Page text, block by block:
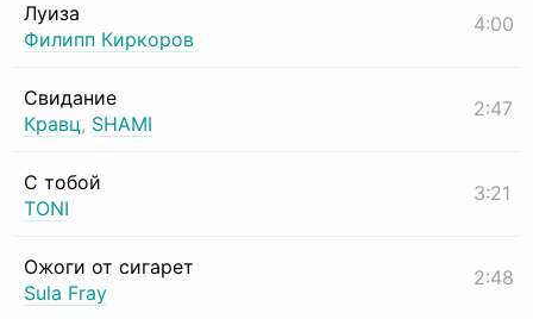
Луиза
Филипп Киркоров
4:00
Свидание
Кравц, SHAMI
2:47
С тобой
TONI
3:21
Ожоги от сигарет
Sula Fray
2:48